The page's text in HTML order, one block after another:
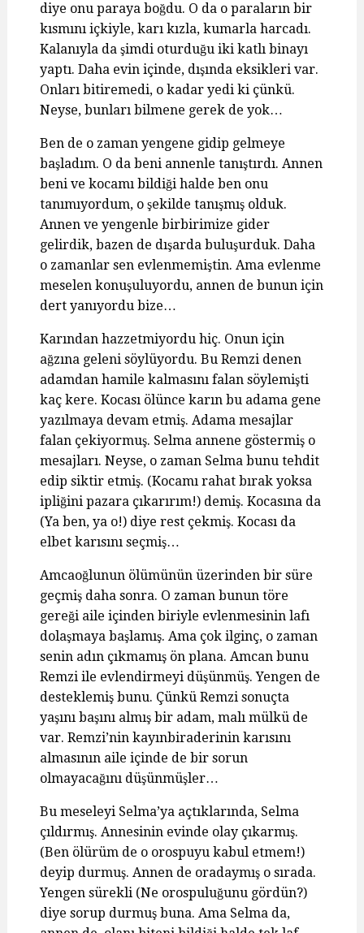
diye onu paraya boğdu. O da o paraların bir
kısmını içkiyle, karı kızla, kumarla harcadı.
Kalanıyla da şimdi oturduğu iki katlı binayı
yaptı. Daha evin içinde, dışında eksikleri var.
Onları bitiremedi, o kadar yedi ki çünkü.
Neyse, bunları bilmene gerek de yok…
Ben de o zaman yengene gidip gelmeye
başladım. O da beni annenle tanıştırdı. Annen
beni ve kocamı bildiği halde ben onu
tanımıyordum, o şekilde tanışmış olduk.
Annen ve yengenle birbirimize gider
gelirdik, bazen de dışarda buluşurduk. Daha
o zamanlar sen evlenmemiştin. Ama evlenme
meselen konuşuluyordu, annen de bunun için
dert yanıyordu bize…
Karından hazzetmiyordu hiç. Onun için
ağzına geleni söylüyordu. Bu Remzi denen
adamdan hamile kalmasını falan söylemişti
kaç kere. Kocası ölünce karın bu adama gene
yazılmaya devam etmiş. Adama mesajlar
falan çekiyormuş. Selma annene göstermiş o
mesajları. Neyse, o zaman Selma bunu tehdit
edip siktir etmiş. (Kocamı rahat bırak yoksa
ipliğini pazara çıkarırım!) demiş. Kocasına da
(Ya ben, ya o!) diye rest çekmiş. Kocası da
elbet karısını seçmiş…
Amcaoğlunun ölümünün üzerinden bir süre
geçmiş daha sonra. O zaman bunun töre
gereği aile içinden biriyle evlenmesinin lafı
dolaşmaya başlamış. Ama çok ilginç, o zaman
senin adın çıkmamış ön plana. Amcan bunu
Remzi ile evlendirmeyi düşünmüş. Yengen de
desteklemiş bunu. Çünkü Remzi sonuçta
yaşını başını almış bir adam, malı mülkü de
var. Remzi’nin kayınbiraderinin karısını
almasının aile içinde de bir sorun
olmayacağını düşünmüşler…
Bu meseleyi Selma’ya açtıklarında, Selma
çıldırmış. Annesinin evinde olay çıkarmış.
(Ben ölürüm de o orospuyu kabul etmem!)
deyip durmuş. Annen de oradaymış o sırada.
Yengen sürekli (Ne orospuluğunu gördün?)
diye sorup durmuş buna. Ama Selma da,